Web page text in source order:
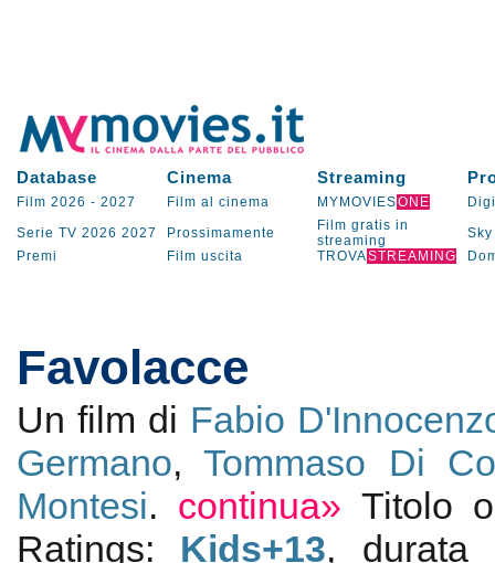
Database Cinema Streaming
Film 2026 - 2027 Film al cinema MYMOVIESONE
Serie TV 2026 2027 Prossimamente
Film gratis in
streaming
Sky
Premi
Film uscita TROVASTREAMING
Favolacce
Un film di Fabio
Germano,Tommaso Di
Montesi. continua» Titolo
Ratings: Kids+13,